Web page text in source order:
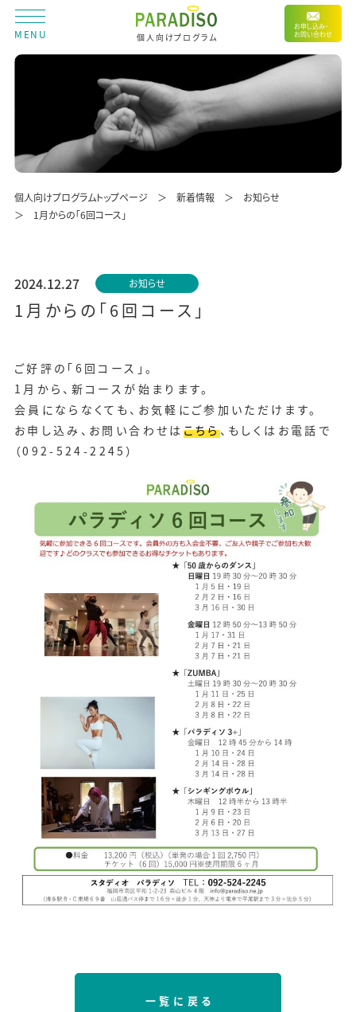
MENU 個人向けプログラム
お申し込み・
お問い合わせ
個人向けプログラムトップページ 新着情報
お知らせ
1月からの「6回コース」
2024.12.27 お知らせ
1月からの「6回コース」
ご好評の「6回コース」。
1月から、新コースが始まります。
会員にならなくても、お気軽にご参加いただけます。
お申し込み、お問い合わせは こちら、もしくはお電話で
（092-524-2245）
一覧に戻る